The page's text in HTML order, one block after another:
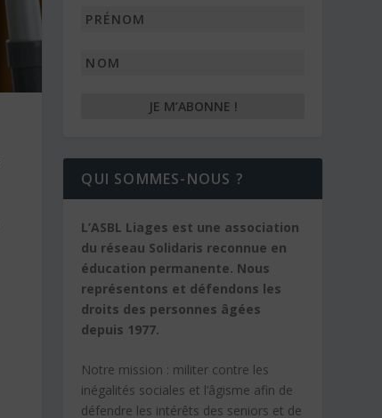
*
Prénom
Nom
QUI SOMMES-NOUS ?
L’ASBL Liages est une association
du réseau Solidaris reconnue en
éducation permanente. Nous
représentons et défendons les
droits des personnes âgées
depuis 1977.
Notre mission : militer contre les
inégalités sociales et l’âgisme afin de
défendre les intérêts des seniors et de